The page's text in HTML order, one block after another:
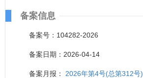
备案信息
备案号：104282-2026
备案日期：2026-04-14
备案月报： 2026年第4号(总第312号)